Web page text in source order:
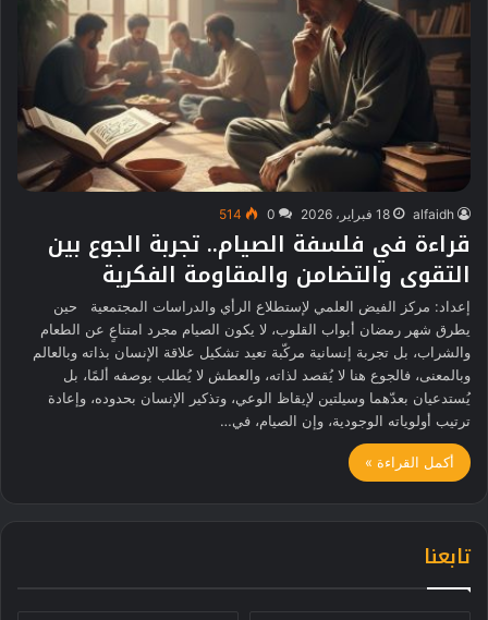
alfaidh 18 فبراير، 2026 0
514
قراءة في فلسفة الصيام.. تجربة الجوع بين
التقوى والتضامن والمقاومة الفكرية
إعداد: مركز الفيض العلمي لإستطلاع الرأي والدراسات المجتمعية حين
يطرق شهر رمضان أبواب القلوب، لا يكون الصيام مجرد امتناعٍ عن الطعام
والشراب، بل تجربة إنسانية مركّبة تعيد تشكيل علاقة الإنسان بذاته وبالعالم
وبالمعنى، فالجوع هنا لا يُقصد لذاته، والعطش لا يُطلب بوصفه ألمًا، بل
يُستدعيان بعدّهما وسيلتين لإيقاظ الوعي، وتذكير الإنسان بحدوده، وإعادة
ترتيب أولوياته الوجودية، وإن الصيام، في…
أكمل القراءة »
تابعنا